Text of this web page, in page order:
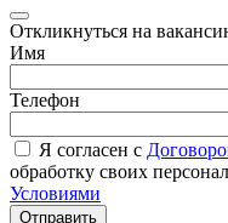
Откликнуться на
Имя
Телефон
Я согласен с
обработку своих
Условиями
Отправить